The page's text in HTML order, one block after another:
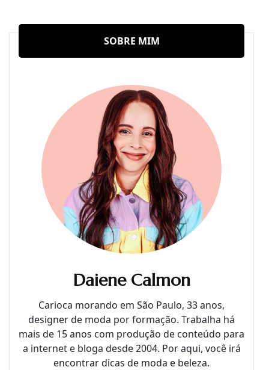
SOBRE MIM
Daiene Calmon
Carioca morando em São Paulo, 33 anos,
designer de moda por formação. Trabalha há
mais de 15 anos com produção de conteúdo para
a internet e bloga desde 2004. Por aqui, você irá
encontrar dicas de moda e beleza.